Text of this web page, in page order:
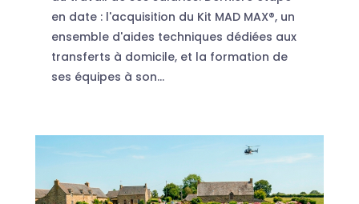
en date : l'acquisition du Kit MAD MAX®, un
ensemble d'aides techniques dédiées aux
transferts à domicile, et la formation de
ses équipes à son...